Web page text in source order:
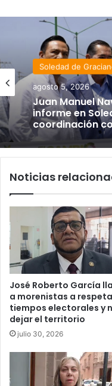
Soledad de
agosto 5, 2026
Juan Manuel
informe en
coordinación
Noticias
José Roberto García
a morenistas a
tiempos electorales y
dejar el territorio
julio 30, 2026